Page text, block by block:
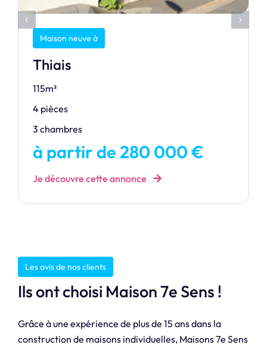
Maison neuve à
Thiais
115m²
4 pièces
3 chambres
à partir de 280 000 €
Je découvre cette annonce
Les avis de nos clients
Ils ont choisi Maison 7e Sens !
Grâce à une expérience de plus de 15 ans dans la
construction de maisons individuelles, Maisons 7e Sens